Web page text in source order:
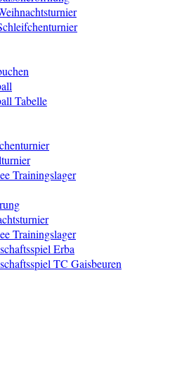
Tabelle
Trainingslager
Trainingslager
Erba
TC Gaisbeuren